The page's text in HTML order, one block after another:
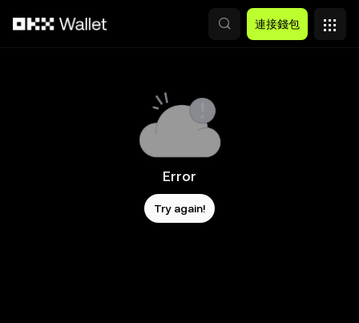
連接錢包
Error
Try again!